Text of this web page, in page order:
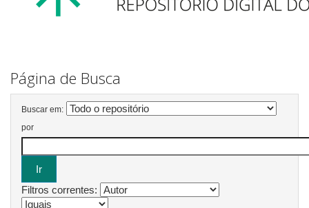
Página de Busca
Buscar em:
por
Filtros correntes: